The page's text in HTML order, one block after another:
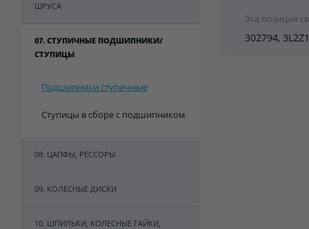
ШРУСА
07. СТУПИЧНЫЕ ПОДШИПНИКИ/
СТУПИЦЫ
Подшипники ступичные
Ступицы в сборе с подшипником
08. ЦАПФЫ, РЕССОРЫ
09. КОЛЕСНЫЕ ДИСКИ
10. ШПИЛЬКИ, КОЛЕСНЫЕ ГАЙКИ,
Эта позиция
302794,